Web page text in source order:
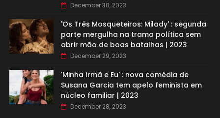
December 30, 2023
'Os Três Mosqueteiros: Milady' : segunda
parte mergulha na trama política sem
abrir mão de boas batalhas | 2023
December 29, 2023
'Minha Irmã e Eu' : nova comédia de
Susana Garcia tem apelo feminista em
núcleo familiar | 2023
December 28, 2023